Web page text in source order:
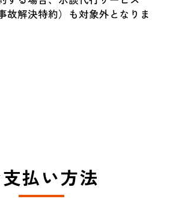
故解決特約）も対象外となりま
払い方法